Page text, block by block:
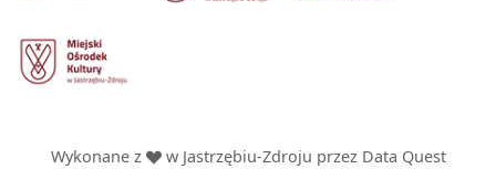
Wykonane z w Jastrzębiu-Zdroju przez Data Quest